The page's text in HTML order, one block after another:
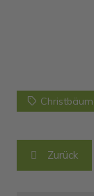
Zurück